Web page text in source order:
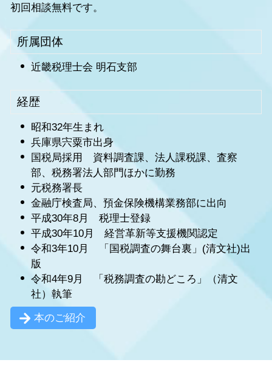
初回相談無料です。
所属団体
近畿税理士会 明石支部
経歴
昭和32年生まれ
兵庫県宍粟市出身
国税局採用 資料調査課、法人課税課、査察
部、税務署法人部門ほかに勤務
元税務署長
金融庁検査局、預金保険機構業務部に出向
平成30年8月 税理士登録
平成30年10月 経営革新等支援機関認定
令和3年10月 「国税調査の舞台裏」(清文社)出
版
令和4年9月 「税務調査の勘どころ」（清文
社）執筆
本のご紹介